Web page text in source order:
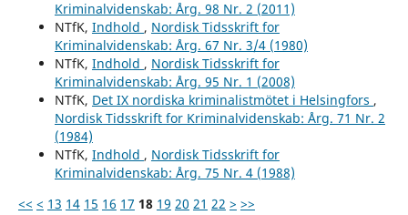
Kriminalvidenskab: Årg. 98 Nr. 2 (2011)
NTfK, Indhold , Nordisk Tidsskrift for
Kriminalvidenskab: Årg. 67 Nr. 3/4 (1980)
NTfK, Indhold , Nordisk Tidsskrift for
Kriminalvidenskab: Årg. 95 Nr. 1 (2008)
NTfK, Det IX nordiska kriminalistmötet i Helsingfors ,
Nordisk Tidsskrift for Kriminalvidenskab: Årg. 71 Nr. 2
(1984)
NTfK, Indhold , Nordisk Tidsskrift for
Kriminalvidenskab: Årg. 75 Nr. 4 (1988)
<< < 13 14 15 16 17 18 19 20 21 22 > >>